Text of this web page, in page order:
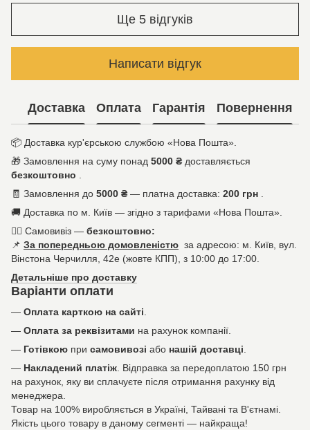
Ще 5 відгуків
Написати відгук
Доставка Оплата Гарантія Повернення
📦 Доставка кур'єрською службою «Нова Пошта».
🎁 Замовлення на суму понад 5000 ₴ доставляється
безкоштовно .
🧾 Замовлення до 5000 ₴ — платна доставка: 200 грн .
🚚 Доставка по м. Київ — згідно з тарифами «Нова Пошта».
🚶‍♀️ Самовивіз — безкоштовно:
📌 За попередньою домовленістю за адресою: м. Київ, вул.
Вінстона Черчилля, 42е (жовте КПП), з 10:00 до 17:00.
Детальніше про доставку
Варіанти оплати
— Оплата карткою на сайті
— Оплата за реквізитами на рахунок компанії.
— Готівкою при самовивозі або нашій доставці
— Накладений платіж . Відправка за передоплатою 150 грн
на рахунок, яку ви сплачуєте після отримання рахунку від
менеджера.
Товар на 100% виробляється в Україні, Тайвані та В'єтнамі.
Якість цього товару в даному сегменті — найкраща!